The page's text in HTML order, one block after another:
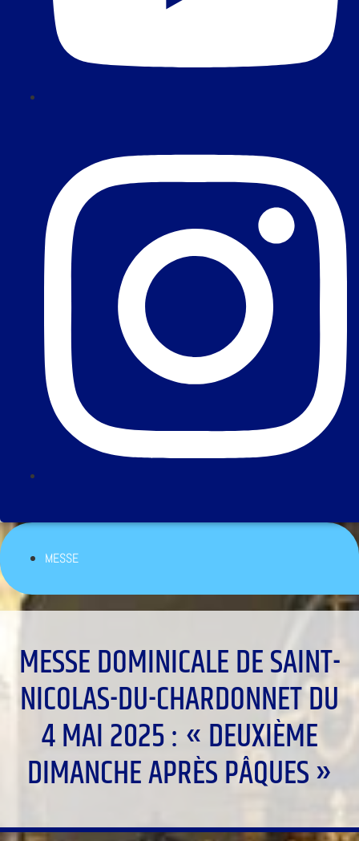
MESSE
MESSE DOMINICALE DE SAINT-
NICOLAS-DU-CHARDONNET DU
4 MAI 2025 : « DEUXIÈME
DIMANCHE APRÈS PÂQUES »